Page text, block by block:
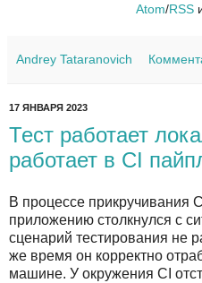
Atom/RSS
Andrey Tataranovich
17 ЯНВАРЯ 2023
Тест работает
работает в CI
В процессе прикручивания
приложению столкнулся с
сценарий тестирования не
же время он корректно
машине. У окружения CI